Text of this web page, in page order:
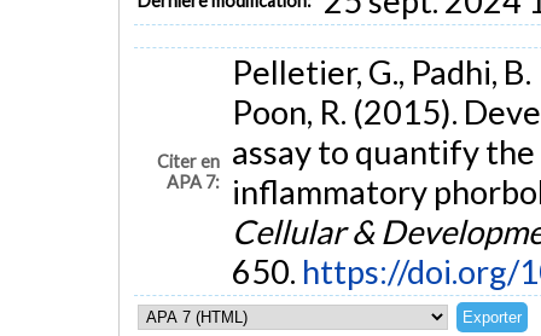
Citer en
APA 7:
Pelletier, G., Padhi, B.
Poon, R. (2015).
assay to quantify
inflammatory
Cellular &
650. https://doi.org/